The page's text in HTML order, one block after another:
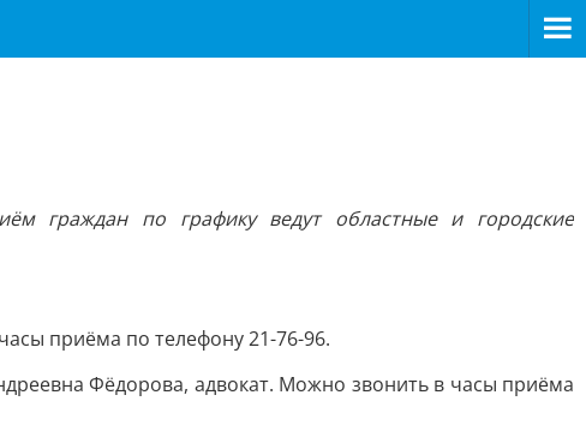
граждан по графику ведут областные и городские
приёма по телефону 21-76-96.
Фёдорова, адвокат. Можно звонить в часы приёма